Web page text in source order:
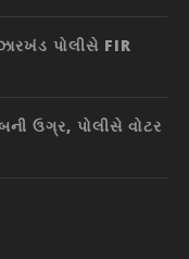
પોલીસે FIR
ઉગ્ર, પોલીસે વોટર